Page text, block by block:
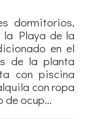
dormitorios,
la Playa de la
en el
de la planta
con piscina
con ropa
de ocup...